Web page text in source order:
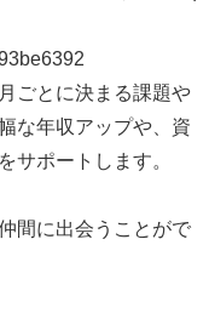
ごとに決まる課題や
な年収アップや、資
サポートします。
間に出会うことがで